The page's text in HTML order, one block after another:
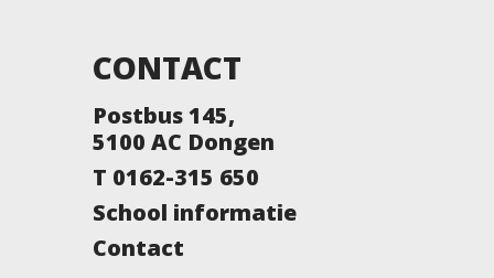
CONTACT
Postbus 145,
5100 AC Dongen
T 0162-315 650
School informatie
Contact